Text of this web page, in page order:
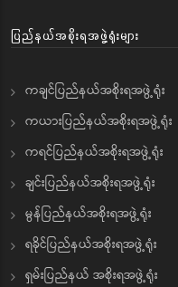
ပြည်နယ်အစိုးရအဖွဲ့ရုံးများ
ကချင်ပြည်နယ်အစိုးရအဖွဲ့ရုံး
ကယားပြည်နယ်အစိုးရအဖွဲ့ရုံး
ကရင်ပြည်နယ်အစိုးရအဖွဲ့ရုံး
ချင်းပြည်နယ်အစိုးရအဖွဲ့ရုံး
မွန်ပြည်နယ်အစိုးရအဖွဲ့ရုံး
ရခိုင်ပြည်နယ်အစိုးရအဖွဲ့ရုံး
ရှမ်းပြည်နယ် အစိုးရအဖွဲ့ရုံး